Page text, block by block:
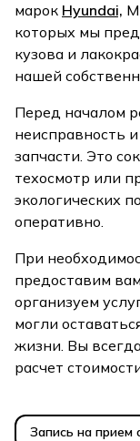
марок Hyundai,
которых мы
кузова и
нашей
Перед началом
неисправность
запчасти. Это
техосмотр или
экологических
оперативно.
При
предоставим вам
организуем
могли
жизни. Вы
расчет
Запись на прием